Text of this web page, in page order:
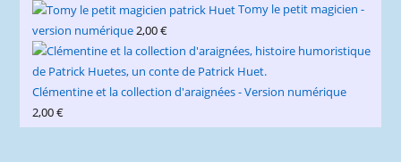
Tomy le petit magicien -
version numérique2,00€
Clémentine et la collection d'araignées - Version numérique
2,00€